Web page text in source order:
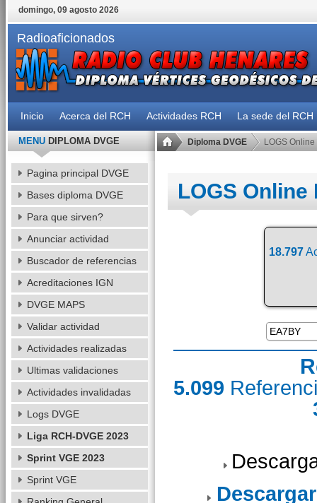
domingo, 09 agosto 2026
Radioaficionados
Inicio Acerca del RCH Actividades RCH La sede del RCH
Diploma DVGE LOGS Online
LOGS Online
18.797
5.099
MENUDIPLOMA DVGE
Pagina principal DVGE
Bases diploma DVGE
Para que sirven?
Anunciar actividad
Buscador de referencias
Acreditaciones IGN
DVGE MAPS
Validar actividad
Actividades realizadas
Ultimas validaciones
Actividades invalidadas
Logs DVGE
Liga RCH-DVGE 2023
Sprint VGE 2023
Sprint VGE